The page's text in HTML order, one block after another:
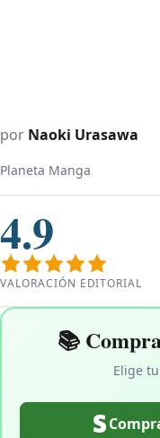
por Naoki Urasawa
Planeta Manga
4.9
VALORACIÓN EDITORIAL
📚
Elige